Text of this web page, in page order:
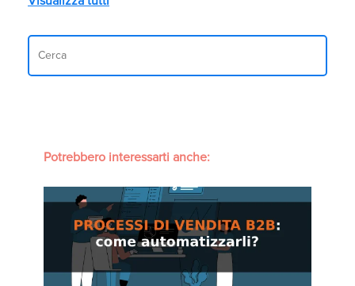
Potrebbero interessarti anche: